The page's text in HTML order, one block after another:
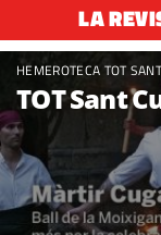
LA
HEMEROTECA TOT
TOT Sant